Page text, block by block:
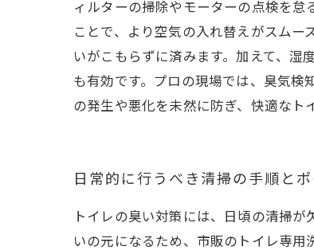
ィルターの掃除やモーターの点検を
ことで、より空気の入れ替えがスム
いがこもらずに済みます。加えて、湿
も有効です。プロの現場では、臭気検
の発生や悪化を未然に防ぎ、快適なト
日常的に行うべき清掃の手順とポ
トイレの臭い対策には、日頃の清掃
いの元になるため、市販のトイレ専